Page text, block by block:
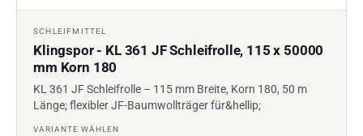
SCHLEIFMITTEL
Klingspor - KL 361 JF Schleifrolle, 115 x 50000
mm Korn 180
KL 361 JF Schleifrolle – 115 mm Breite, Korn 180, 50 m
Länge; flexibler JF-Baumwollträger für&hellip;
VARIANTE WÄHLEN